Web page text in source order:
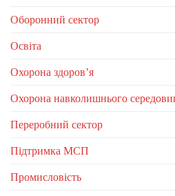
Оборонний сектор
Освіта
Охорона здоров’я
Охорона навколишнього
Переробний сектор
Підтримка МСП
Промисловість